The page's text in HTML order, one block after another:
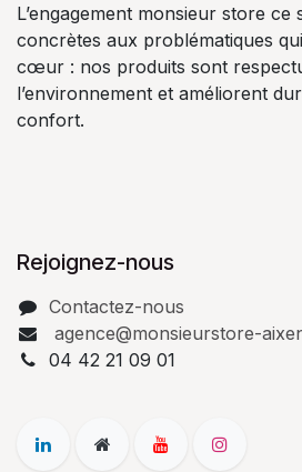
L’engagement monsieur store ce
concrètes aux problématiques
cœur : nos produits sont
l’environnement et améliorent
confort.
Rejoignez-nous
Contactez-nous
agence@monsieurstore-
04 42 21 09 01